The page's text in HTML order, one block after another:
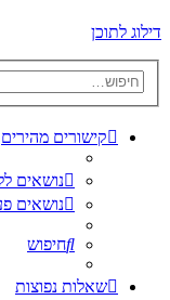
דילוג לתוכן
קישורים מהירים
נושאים
נושאים
חיפוש
שאלות נפוצות